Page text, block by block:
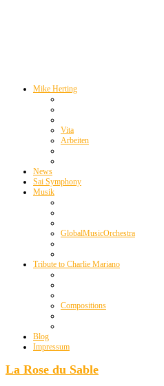
Mike Herting
Vita
Arbeiten
News
Sai Symphony
Musik
GlobalMusicOrchestra
Tribute to Charlie Mariano
Compositions
Blog
Impressum
La Rose du Sable